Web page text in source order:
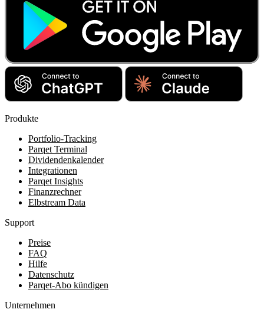
Produkte
Portfolio-Tracking
Parqet Terminal
Dividendenkalender
Integrationen
Parqet Insights
Finanzrechner
Elbstream Data
Support
Preise
FAQ
Hilfe
Datenschutz
Parqet-Abo kündigen
Unternehmen